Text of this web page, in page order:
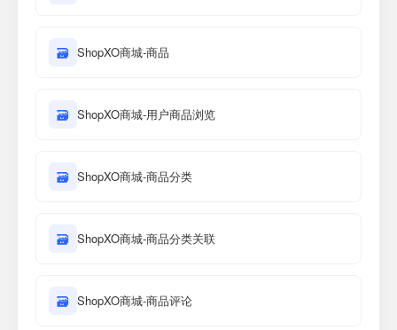
🗃 ShopXO商城-商品
🗃 ShopXO商城-用户商品浏览
🗃 ShopXO商城-商品分类
🗃 ShopXO商城-商品分类关联
🗃 ShopXO商城-商品评论